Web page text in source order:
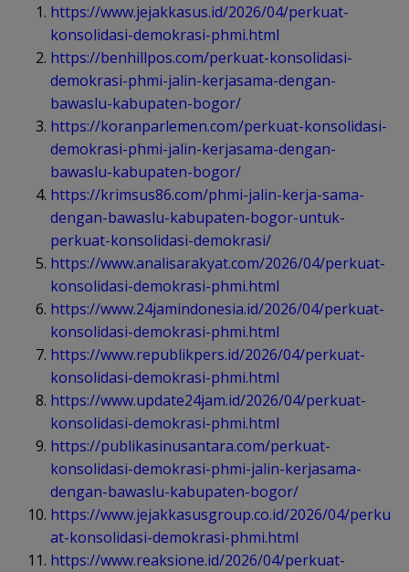
https://www.jejakkasus.id/2026/04/perkuat-
konsolidasi-demokrasi-phmi.html
https://benhillpos.com/perkuat-konsolidasi-
demokrasi-phmi-jalin-kerjasama-dengan-
bawaslu-kabupaten-bogor/
https://koranparlemen.com/perkuat-konsolidasi-
demokrasi-phmi-jalin-kerjasama-dengan-
bawaslu-kabupaten-bogor/
https://krimsus86.com/phmi-jalin-kerja-sama-
dengan-bawaslu-kabupaten-bogor-untuk-
perkuat-konsolidasi-demokrasi/
https://www.analisarakyat.com/2026/04/perkuat-
konsolidasi-demokrasi-phmi.html
https://www.24jamindonesia.id/2026/04/perkuat-
konsolidasi-demokrasi-phmi.html
https://www.republikpers.id/2026/04/perkuat-
konsolidasi-demokrasi-phmi.html
https://www.update24jam.id/2026/04/perkuat-
konsolidasi-demokrasi-phmi.html
https://publikasinusantara.com/perkuat-
konsolidasi-demokrasi-phmi-jalin-kerjasama-
dengan-bawaslu-kabupaten-bogor/
https://www.jejakkasusgroup.co.id/2026/04/perku
at-konsolidasi-demokrasi-phmi.html
https://www.reaksione.id/2026/04/perkuat-